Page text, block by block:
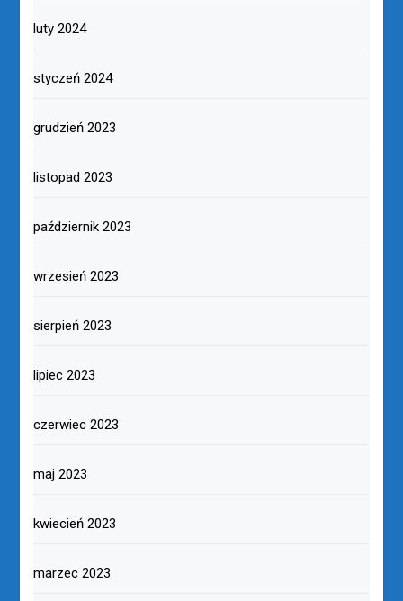
luty 2024
styczeń 2024
grudzień 2023
listopad 2023
październik 2023
wrzesień 2023
sierpień 2023
lipiec 2023
czerwiec 2023
maj 2023
kwiecień 2023
marzec 2023